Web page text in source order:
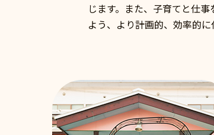
じます。また、子育てと仕
よう、より計画的、効率的